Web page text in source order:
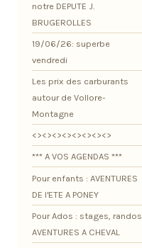
notre DEPUTE J.
BRUGEROLLES
19/06/26: superbe
vendredi
Les prix des carburants
autour de Vollore-
Montagne
<><><><><><><><>
*** A VOS AGENDAS ***
Pour enfants : AVENTURES
DE l'ETE A PONEY
Pour Ados : stages, randos
AVENTURES A CHEVAL